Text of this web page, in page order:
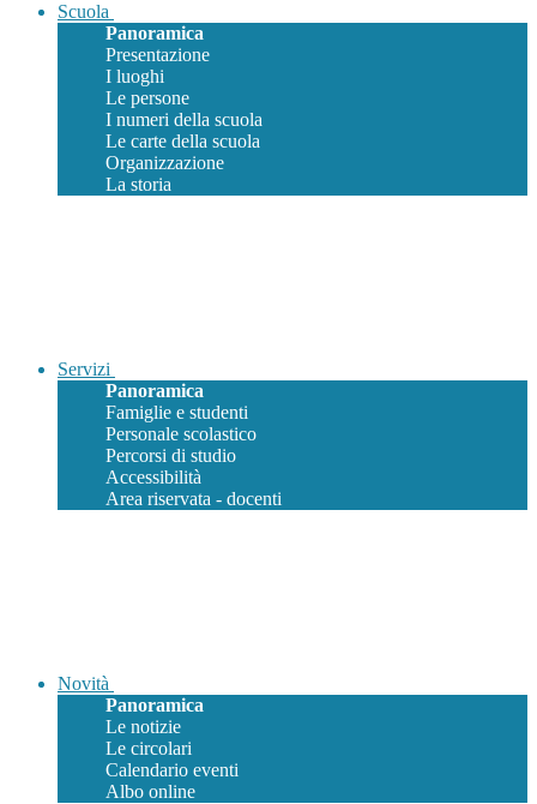
Scuola
Panoramica
Presentazione
I luoghi
Le persone
I numeri della scuola
Le carte della scuola
Organizzazione
La storia
Servizi
Panoramica
Famiglie e studenti
Personale scolastico
Percorsi di studio
Accessibilità
Area riservata - docenti
Novità
Panoramica
Le notizie
Le circolari
Calendario eventi
Albo online